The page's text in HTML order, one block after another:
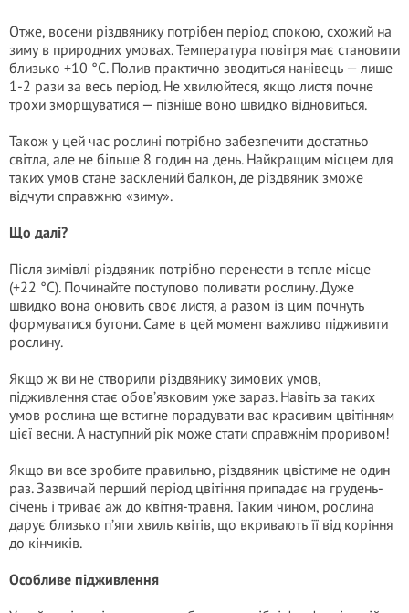
Отже, восени різдвянику потрібен період спокою, схожий на
зиму в природних умовах. Температура повітря має становити
близько +10 °C. Полив практично зводиться нанівець — лише
1-2 рази за весь період. Не хвилюйтеся, якщо листя почне
трохи зморщуватися — пізніше воно швидко відновиться.
Також у цей час рослині потрібно забезпечити достатньо
світла, але не більше 8 годин на день. Найкращим місцем для
таких умов стане засклений балкон, де різдвяник зможе
відчути справжню «зиму».
Що далі?
Після зимівлі різдвяник потрібно перенести в тепле місце
(+22 °C). Починайте поступово поливати рослину. Дуже
швидко вона оновить своє листя, а разом із цим почнуть
формуватися бутони. Саме в цей момент важливо підживити
рослину.
Якщо ж ви не створили різдвянику зимових умов,
підживлення стає обов’язковим уже зараз. Навіть за таких
умов рослина ще встигне порадувати вас красивим цвітінням
цієї весни. А наступний рік може стати справжнім проривом!
Якщо ви все зробите правильно, різдвяник цвістиме не один
раз. Зазвичай перший період цвітіння припадає на грудень-
січень і триває аж до квітня-травня. Таким чином, рослина
дарує близько п’яти хвиль квітів, що вкривають її від коріння
до кінчиків.
Особливе підживлення